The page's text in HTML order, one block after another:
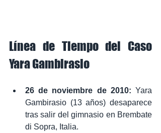
Línea de Tiempo del Caso
Yara Gambirasio
26 de noviembre de 2010: Yara
Gambirasio (13 años) desaparece
tras salir del gimnasio en Brembate
di Sopra, Italia.